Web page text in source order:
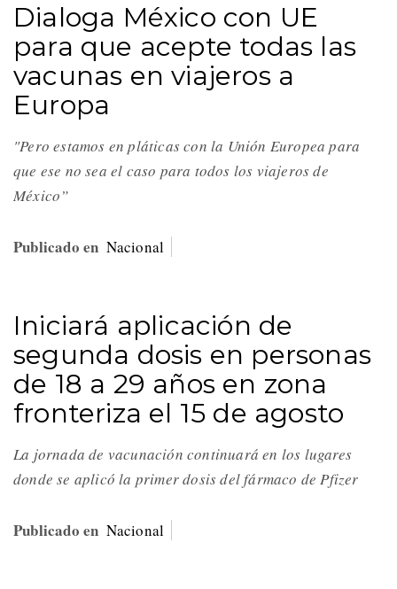
Dialoga México con UE
para que acepte todas las
vacunas en viajeros a
Europa
"Pero estamos en pláticas con la Unión Europea para
que ese no sea el caso para todos los viajeros de
México”
Publicado en Nacional
Iniciará aplicación de
segunda dosis en personas
de 18 a 29 años en zona
fronteriza el 15 de agosto
La jornada de vacunación continuará en los lugares
donde se aplicó la primer dosis del fármaco de Pfizer
Publicado en Nacional